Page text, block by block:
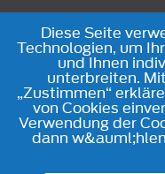
Diese Seite
Technologien, um
und Ihnen
unterbreiten.
„Zustimmen“
von Cookies
Verwendung der
dann